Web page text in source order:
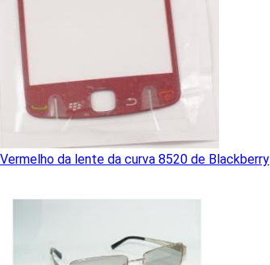
Vermelho da lente da curva 8520 de Blackberry